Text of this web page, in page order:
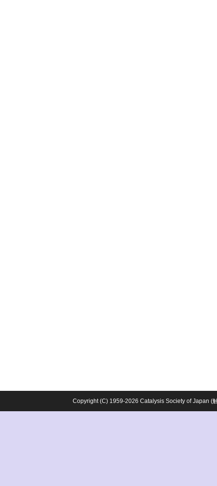
Copyright (C) 1959-2026 Catalysis Society of Japan (